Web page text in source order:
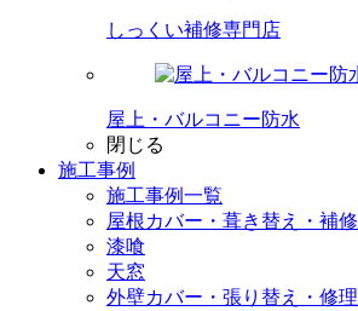
しっくい補修専門店
屋上・バルコニー防水
閉じる
施工事例
施工事例一覧
屋根カバー・葺き替え・補修
漆喰
天窓
外壁カバー・張り替え・修理